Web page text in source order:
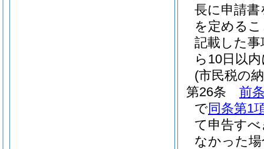
長に申請
を定める
記載した
ら10日以
(市民税の
第26条
前
で同条第1
て申告す
なかった